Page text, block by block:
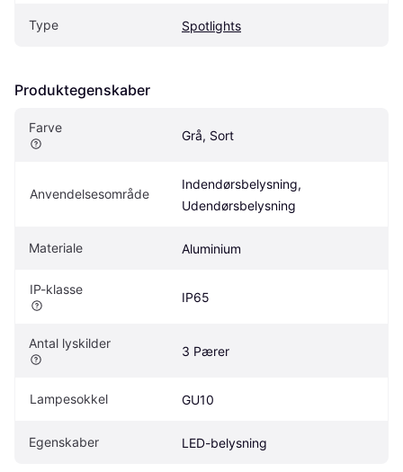
Type Spotlights
Produktegenskaber
Farve
Grå, Sort
Anvendelsesområde
Indendørsbelysning,
Udendørsbelysning
Materiale Aluminium
IP-klasse
IP65
Antal lyskilder
3 Pærer
Lampesokkel GU10
Egenskaber LED-belysning